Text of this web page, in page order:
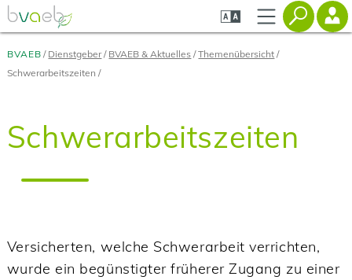
Zum
Seiteninhalt
springen
Zur
Navigation
springen
Zur
Mobilen
Navigation
BVAEB Dienstgeber BVAEB & Aktuelles
Themenübersicht
Schwerarbeitszeiten
Schwerarbeitszeiten
Versicherten, welche Schwerarbeit verrichten,
wurde ein begünstigter früherer Zugang zu einer